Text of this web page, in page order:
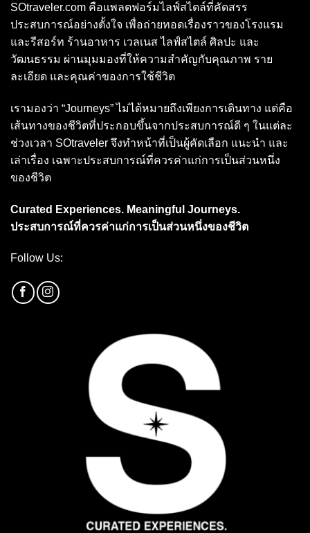
SOtraveler.com คือแพลตฟอร์มไลฟ์สไตล์ที่คัดสรร
ประสบการณ์อย่างตั้งใจ เพื่อถ่ายทอดเรื่องราวของโรงแรม
และรีสอร์ท ร้านอาหาร เวลเนส ไลฟ์สไตล์ ศิลปะ และ
วัฒนธรรม ผ่านมุมมองที่ให้ความสำคัญกับคุณภาพ ราย
ละเอียด และคุณค่าของการใช้ชีวิต
เรามองว่า “Journeys” ไม่ได้หมายถึงเพียงการเดินทาง แต่คือ
เส้นทางของชีวิตที่ประกอบขึ้นจากประสบการณ์ดี ๆ ในแต่ละ
ช่วงเวลา SOtraveler จึงทำหน้าที่เป็นผู้คัดเลือก แนะนำ และ
เล่าเรื่อง เฉพาะประสบการณ์ที่ควรค่าแก่การเป็นส่วนหนึ่ง
ของชีวิต
Curated Experiences. Meaningful Journeys.
ประสบการณ์ที่ควรค่าแก่การเป็นส่วนหนึ่งของชีวิต
Follow Us: